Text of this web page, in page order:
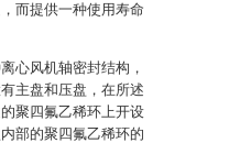
而提供一种使用寿命
心风机轴密封结构，
主盘和压盘，在所述
聚四氟乙稀环上开设
部的聚四氟乙稀环的